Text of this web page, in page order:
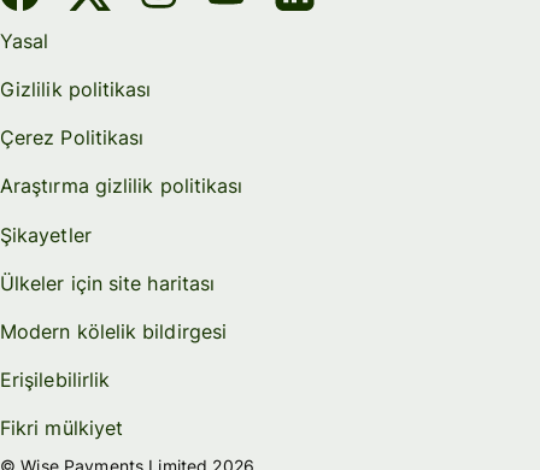
Yasal
Gizlilik politikası
Çerez Politikası
Araştırma gizlilik politikası
Şikayetler
Ülkeler için site haritası
Modern kölelik bildirgesi
Erişilebilirlik
Fikri mülkiyet
© Wise Payments Limited 2026